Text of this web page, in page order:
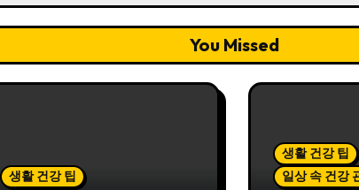
You Missed
생활 건강 팁
생활 건강 팁
일상 속 건강